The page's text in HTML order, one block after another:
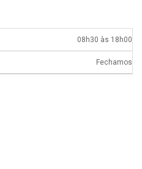
08h30 às 18h00
Fechamos